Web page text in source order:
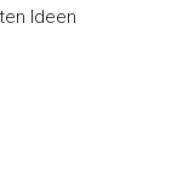
Ideen